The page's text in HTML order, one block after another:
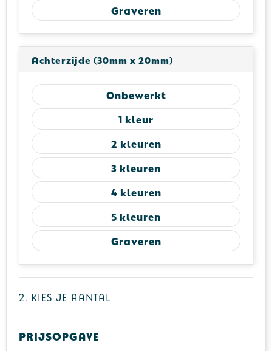
Graveren
Achterzijde (30mm x 20mm)
Onbewerkt
1
2
3
4
5
Graveren
2. Kies je aantal
Prijsopgave